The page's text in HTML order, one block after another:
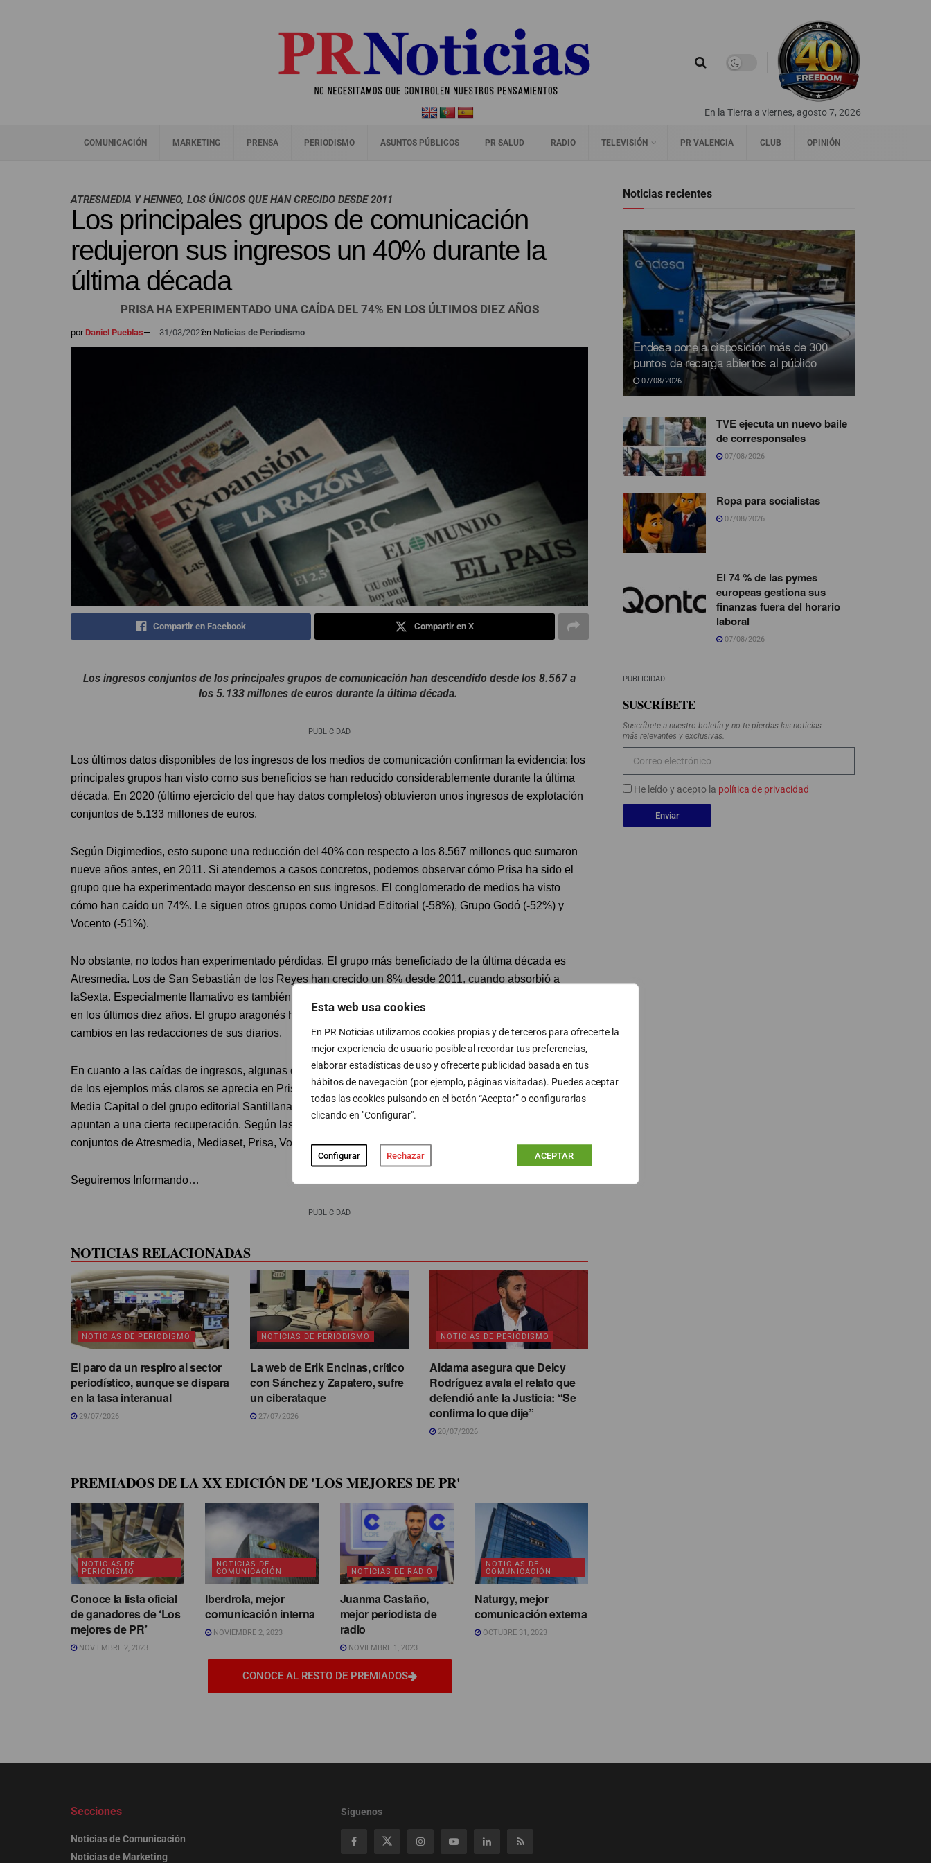
Esta web usa cookies
En PR Noticias utilizamos cookies propias y de terceros para ofrecerte la
mejor experiencia de usuario posible al recordar tus preferencias,
elaborar estadísticas de uso y ofrecerte publicidad basada en tus
hábitos de navegación (por ejemplo, páginas visitadas). Puedes aceptar
todas las cookies pulsando en el botón “Aceptar” o configurarlas
clicando en "Configurar".
Configurar Rechazar ACEPTAR
En la Tierra a viernes, agosto 7, 2026
COMUNICACIÓN MARKETING PRENSA PERIODISMO ASUNTOS PÚBLICOS PR SALUD RADIO TELEVISIÓN PR VALENCIA CLUB OPINIÓN
ATRESMEDIA Y HENNEO, LOS ÚNICOS QUE HAN CRECIDO DESDE 2011
Los principales grupos de comunicación
redujeron sus ingresos un 40% durante la
última década
PRISA HA EXPERIMENTADO UNA CAÍDA DEL 74% EN LOS ÚLTIMOS DIEZ AÑOS
porDaniel Pueblas— 31/03/2022en Noticias de Periodismo
Compartir en Facebook Compartir en X
Los ingresos conjuntos de los principales grupos de comunicación han descendido desde los 8.567 a
los 5.133 millones de euros durante la última década.
PUBLICIDAD
Los últimos datos disponibles de los ingresos de los medios de comunicación confirman la evidencia: los
principales grupos han visto como sus beneficios se han reducido considerablemente durante la última
década. En 2020 (último ejercicio del que hay datos completos) obtuvieron unos ingresos de explotación
conjuntos de 5.133 millones de euros.
Según Digimedios, esto supone una reducción del 40% con respecto a los 8.567 millones que sumaron
nueve años antes, en 2011. Si atendemos a casos concretos, podemos observar cómo Prisa ha sido el
grupo que ha experimentado mayor descenso en sus ingresos. El conglomerado de medios ha visto
cómo han caído un 74%. Le siguen otros grupos como Unidad Editorial (-58%), Grupo Godó (-52%) y
Vocento (-51%).
No obstante, no todos han experimentado pérdidas. El grupo más beneficiado de la última década es
Atresmedia. Los de San Sebastián de los Reyes han crecido un 8% desde 2011, cuando absorbió a
laSexta. Especialmente llamativo es también el caso de Henneo, cuyos beneficios han crecido un 80%
en los últimos diez años. El grupo aragonés ha crecido considerablemente, implantando importantes
cambios en las redacciones de sus diarios.
En cuanto a las caídas de ingresos, algunas de ellas se explican atendiendo a la falta de inversión. Uno
de los ejemplos más claros se aprecia en Prisa, que a principios de la pasada década se desprendió de
Media Capital o del grupo editorial Santillana. En cuanto al ejercicio de 2021, algunos indicadores
apuntan a una cierta recuperación. Según las cifras de los grupos que cotizan en Bolsa, los ingresos
conjuntos de Atresmedia, Mediaset, Prisa, Vocento y Unidad Editorial podrían crecer hasta un 7%.
Seguiremos Informando…
PUBLICIDAD
NOTICIAS RELACIONADAS
NOTICIAS DE PERIODISMO
El paro da un respiro al sector
periodístico, aunque se dispara
en la tasa interanual
29/07/2026
NOTICIAS DE PERIODISMO
La web de Erik Encinas, crítico
con Sánchez y Zapatero, sufre
un ciberataque
27/07/2026
NOTICIAS DE PERIODISMO
Aldama asegura que Delcy
Rodríguez avala el relato que
defendió ante la Justicia: “Se
confirma lo que dije”
20/07/2026
PREMIADOS DE LA XX EDICIÓN DE 'LOS MEJORES DE PR'
NOTICIAS DE
PERIODISMO
Conoce la lista oficial
de ganadores de ‘Los
mejores de PR’
NOVIEMBRE 2, 2023
NOTICIAS DE
COMUNICACIÓN
Iberdrola, mejor
comunicación interna
NOVIEMBRE 2, 2023
NOTICIAS DE RADIO
Juanma Castaño,
mejor periodista de
radio
NOVIEMBRE 1, 2023
NOTICIAS DE
COMUNICACIÓN
Naturgy, mejor
comunicación externa
OCTUBRE 31, 2023
CONOCE AL RESTO DE PREMIADOS
Noticias recientes
Endesa pone a disposición más de 300
puntos de recarga abiertos al público
07/08/2026
TVE ejecuta un nuevo baile
de corresponsales
07/08/2026
Ropa para socialistas
07/08/2026
El 74 % de las pymes
europeas gestiona sus
finanzas fuera del horario
laboral
07/08/2026
PUBLICIDAD
SUSCRÍBETE
Suscríbete a nuestro boletín y no te pierdas las noticias
más relevantes y exclusivas.
He leído y acepto la política de privacidad
Enviar
Secciones
Noticias de Comunicación
Noticias de Marketing
Síguenos